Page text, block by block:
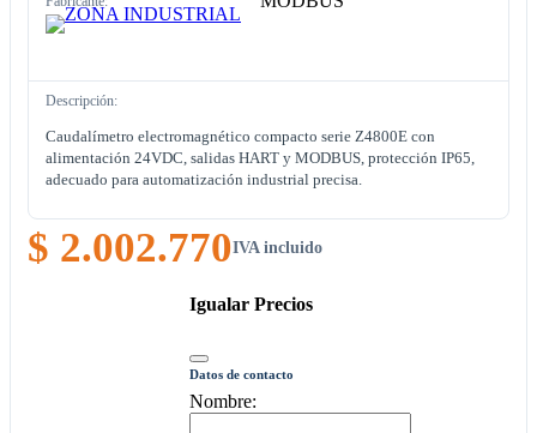
Descripción:
Caudalímetro electromagnético compacto serie Z4800E con
alimentación 24VDC, salidas HART y MODBUS, protección IP65,
adecuado para automatización industrial precisa.
$ 2.002.770IVA incluido
Igualar Precios
Datos de contacto
Nombre: